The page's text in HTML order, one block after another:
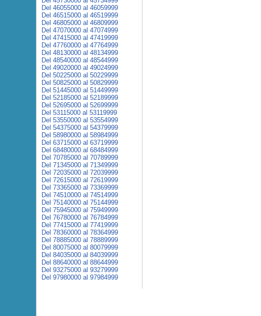
Del 46055000 al 46059999
Del 46515000 al 46519999
Del 46805000 al 46809999
Del 47070000 al 47074999
Del 47415000 al 47419999
Del 47760000 al 47764999
Del 48130000 al 48134999
Del 48540000 al 48544999
Del 49020000 al 49024999
Del 50225000 al 50229999
Del 50825000 al 50829999
Del 51445000 al 51449999
Del 52185000 al 52189999
Del 52695000 al 52699999
Del 53115000 al 53119999
Del 53550000 al 53554999
Del 54375000 al 54379999
Del 58980000 al 58984999
Del 63715000 al 63719999
Del 68480000 al 68484999
Del 70785000 al 70789999
Del 71345000 al 71349999
Del 72035000 al 72039999
Del 72615000 al 72619999
Del 73365000 al 73369999
Del 74510000 al 74514999
Del 75140000 al 75144999
Del 75945000 al 75949999
Del 76780000 al 76784999
Del 77415000 al 77419999
Del 78360000 al 78364999
Del 78885000 al 78889999
Del 80075000 al 80079999
Del 84035000 al 84039999
Del 88640000 al 88644999
Del 93275000 al 93279999
Del 97980000 al 97984999